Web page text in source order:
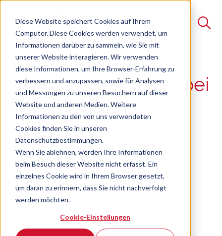
Diese Website speichert Cookies auf Ihrem
Computer. Diese Cookies werden verwendet, um
Informationen darüber zu sammeln, wie Sie mit
unserer Website interagieren. Wir verwenden
diese Informationen, um Ihre Browser-Erfahrung zu
verbessern und anzupassen, sowie für Analysen
und Messungen zu unseren Besuchern auf dieser
Website und anderen Medien. Weitere
Informationen zu den von uns verwendeten
Cookies finden Sie in unseren
Datenschutzbestimmungen.
Wenn Sie ablehnen, werden Ihre Informationen
beim Besuch dieser Website nicht erfasst. Ein
einzelnes Cookie wird in Ihrem Browser gesetzt,
um daran zu erinnern, dass Sie nicht nachverfolgt
werden möchten.
Cookie-Einstellungen
Suche
Es gibt keine Vorschläge, da das Suchfeld leer ist.
Haftungsprobleme bei
Dienstfahrten
Online-Seminar Freie Plätze verfügbar
Vorschriften, Rechtsprechung und
Versicherungsfragen
Bei Kfz-Unfällen im dienstlichen Bereich und im